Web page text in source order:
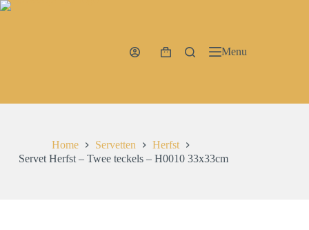
Ga
WinkelwagenMenu
Home Servetten
Herfst
Servet Herfst – Twee teckels – H0010 33x33cm